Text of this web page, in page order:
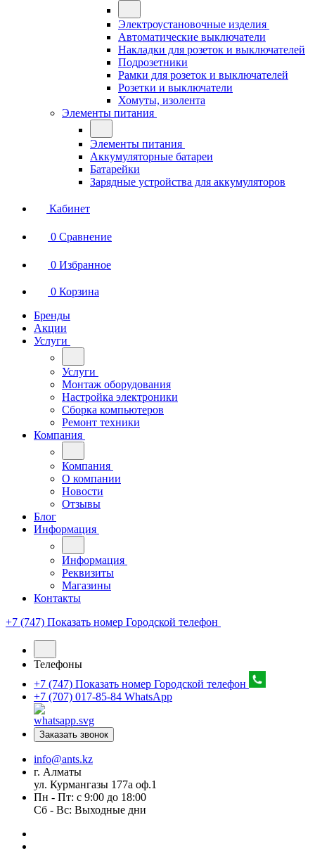
Электроустановочные изделия
Автоматические выключатели
Накладки для розеток и выключателей
Подрозетники
Рамки для розеток и выключателей
Розетки и выключатели
Хомуты, изолента
Элементы питания
Элементы питания
Аккумуляторные батареи
Батарейки
Зарядные устройства для аккумуляторов
Кабинет
0 Сравнение
0 Избранное
0 Корзина
Бренды
Акции
Услуги
Услуги
Монтаж оборудования
Настройка электроники
Сборка компьютеров
Ремонт техники
Компания
Компания
О компании
Новости
Отзывы
Блог
Информация
Информация
Реквизиты
Магазины
Контакты
+7 (747) Показать номер Городской телефон
Телефоны
+7 (747) Показать номер Городской телефон
+7 (707) 017-85-84 WhatsApp
Заказать звонок
info@ants.kz
г. Алматы
ул. Курмангазы 177а оф.1
Пн - Пт: с 9:00 до 18:00
Сб - Вс: Выходные дни